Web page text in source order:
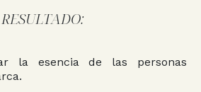
RESULTADO:
la esencia de las personas